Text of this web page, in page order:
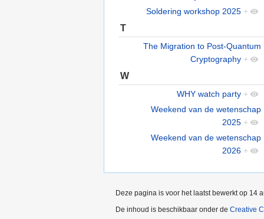
Soldering workshop 2025 +
T
The Migration to Post-Quantum
Cryptography +
W
WHY watch party +
Weekend van de wetenschap
2025 +
Weekend van de wetenschap
2026 +
Deze pagina is voor het laatst bewerkt op 14
De inhoud is beschikbaar onder de Creative